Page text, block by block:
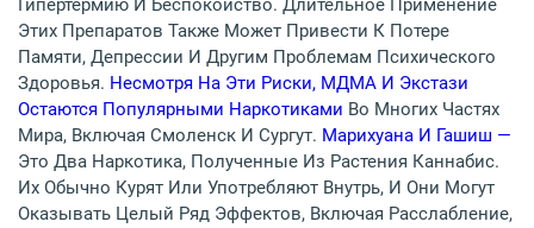
Гипертермию И Беспокойство. Длительное Применение
Этих Препаратов Также Может Привести К Потере
Памяти, Депрессии И Другим Проблемам Психического
Здоровья. Несмотря На Эти Риски, МДМА И Экстази
Остаются Популярными Наркотиками Во Многих Частях
Мира, Включая Смоленск И Сургут. Марихуана И Гашиш —
Это Два Наркотика, Полученные Из Растения Каннабис.
Их Обычно Курят Или Употребляют Внутрь, И Они Могут
Оказывать Целый Ряд Эффектов, Включая Расслабление,